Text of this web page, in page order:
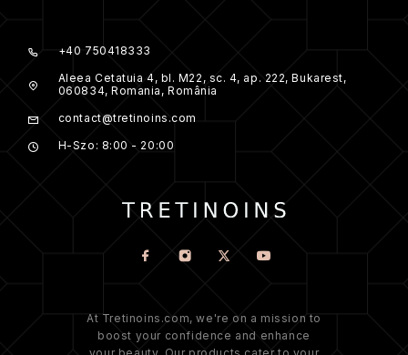
+40 750418333
Aleea Cetatuia 4, bl. M22, sc. 4, ap. 222, Bukarest,
060834, Romania, România
contact@tretinoins.com
H-Szo: 8:00 - 20:00
At Tretinoins.com, we're on a mission to
boost your confidence and enhance